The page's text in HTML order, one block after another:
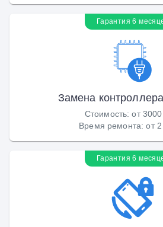
Гарантия 6
Замена
Стоимость:от 3000
Время ремонта:от
Гарантия 6